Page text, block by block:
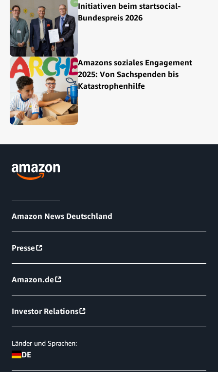
Initiativen beim startsocial-
Bundespreis 2026
Amazons soziales Engagement
2025: Von Sachspenden bis
Katastrophenhilfe
Amazon News Deutschland
Presse
Amazon.de
Investor Relations
Länder und Sprachen:
DE